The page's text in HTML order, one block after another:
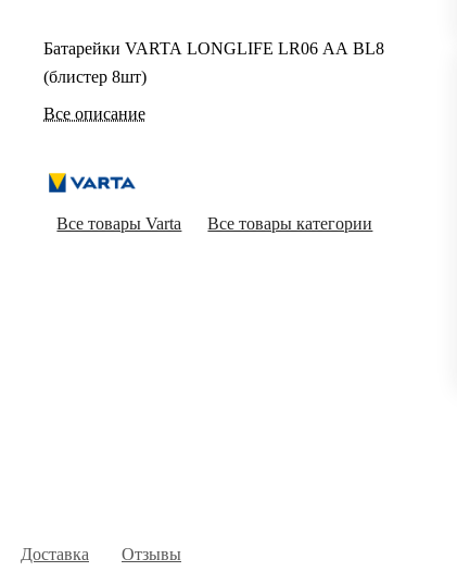
Батарейки VARTA LONGLIFE LR06 AA BL8
(блистер 8шт)
Все описание
Все товары Varta Все товары категории
Доставка Отзывы